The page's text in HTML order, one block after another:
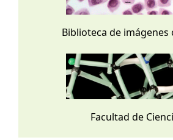
Biblioteca de imágenes
Facultad de